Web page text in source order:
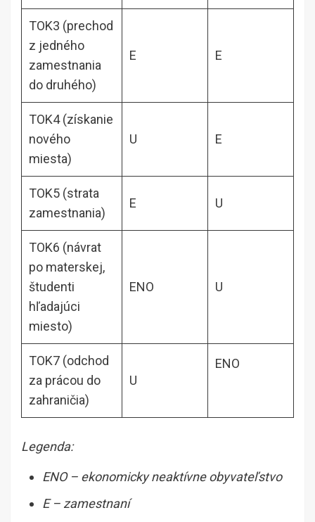
TOK3 (prechod
z jedného
zamestnania
do druhého)
E E
TOK4 (získanie
nového
miesta)
U E
TOK5 (strata
zamestnania)
E U
TOK6 (návrat
po materskej,
študenti
hľadajúci
miesto)
ENO U
TOK7 (odchod
za prácou do
zahraničia)
U
ENO
Legenda:
ENO – ekonomicky neaktívne obyvateľstvo
E – zamestnaní